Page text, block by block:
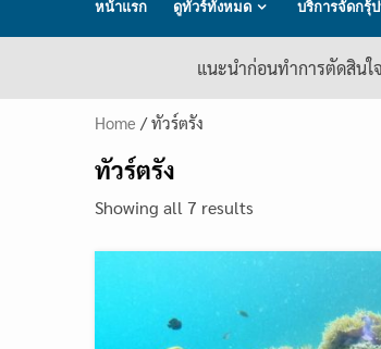
หน้าแรก ดูทัวร์ทั้งหมด บริการจัดกรุ้
แนะนำก่อนทำการตัดสินใ
Home / ทัวร์ตรัง
ทัวร์ตรัง
Showing all 7 results